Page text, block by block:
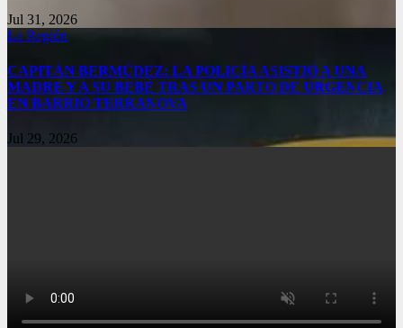
Jul 31, 2026
La Región
CAPITÁN BERMÚDEZ: LA POLICÍA ASISTIÓ A UNA
MADRE Y A SU BEBÉ TRAS UN PARTO DE URGENCIA
EN BARRIO TERRANOVA
Jul 29, 2026